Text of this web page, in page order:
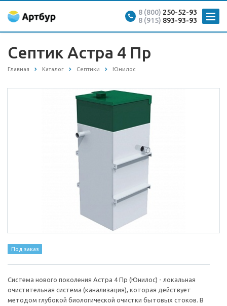
8 (800) 250-52-93
8 (915) 893-93-93
Септик Астра 4 Пр
Главная Каталог Септики Юнилос
Под заказ
Система нового поколения Астра 4 Пр (Юнилос) - локальная
очистительная система (канализация), которая действует
методом глубокой биологической очистки бытовых стоков. В